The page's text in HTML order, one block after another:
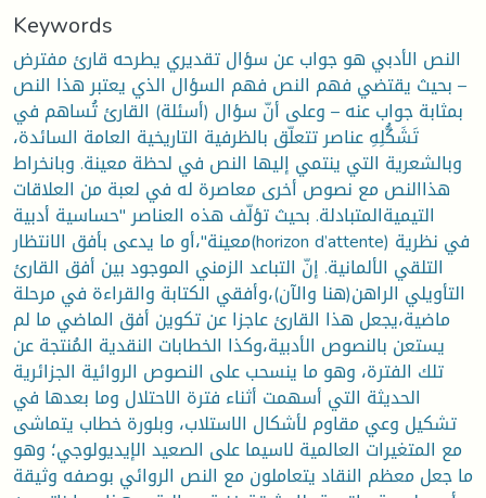
Keywords
النص الأدبي هو جواب عن سؤال تقديري يطرحه قارئ مفترض
– بحيث يقتضي فهم النص فهم السؤال الذي يعتبر هذا النص
بمثابة جواب عنه – وعلى أنّ سؤال (أسئلة) القارئ تُساهم في
تَشَكُّلِهِ عناصر تتعلّق بالظرفية التاريخية العامة السائدة،
وبالشعرية التي ينتمي إليها النص في لحظة معينة. وبانخراط
هذاالنص مع نصوص أخرى معاصرة له في لعبة من العلاقات
التيميةالمتبادلة. بحيث تؤلّف هذه العناصر "حساسية أدبية
معينة"،أو ما يدعى بأفق الانتظار(horizon d’attente) في نظرية
التلقي الألمانية. إنّ التباعد الزمني الموجود بين أفق القارئ
التأويلي الراهن(هنا والآن)،وأفقي الكتابة والقراءة في مرحلة
ماضية،يجعل هذا القارئ عاجزا عن تكوين أفق الماضي ما لم
يستعن بالنصوص الأدبية،وكذا الخطابات النقدية المُنتجة عن
تلك الفترة، وهو ما ينسحب على النصوص الروائية الجزائرية
الحديثة التي أسهمت أثناء فترة الاحتلال وما بعدها في
تشكيل وعي مقاوم لأشكال الاستلاب، وبلورة خطاب يتماشى
مع المتغيرات العالمية لاسيما على الصعيد الإيديولوجي؛ وهو
ما جعل معظم النقاد يتعاملون مع النص الروائي بوصفه وثيقة